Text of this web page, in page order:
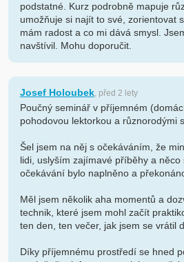
podstatné. Kurz podrobně mapuje
umožňuje si najít to své, zorientovat
mám radost a co mi dává smysl.
navštívil. Mohu doporučit.
Josef Holoubek, před 2 lety
Poučný seminář v příjemném
pohodovou lektorkou a různorodými
Šel jsem na něj s očekáváním, že
lidi, uslyším zajímavé příběhy a
očekávání bylo naplněno a
Měl jsem několik aha momentů a
technik, které jsem mohl začít
ten den, ten večer, jak jsem se vrátil
Díky příjemnému prostředí se hned